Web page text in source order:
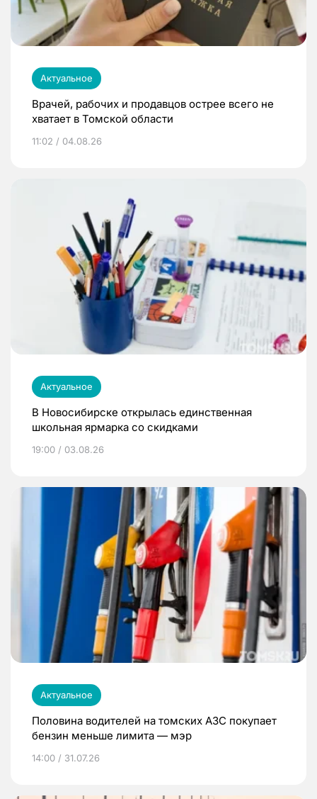
Актуальное
Врачей, рабочих и продавцов острее всего не
хватает в Томской области
11:02 / 04.08.26
Актуальное
В Новосибирске открылась единственная
школьная ярмарка со скидками
19:00 / 03.08.26
Актуальное
Половина водителей на томских АЗС покупает
бензин меньше лимита — мэр
14:00 / 31.07.26